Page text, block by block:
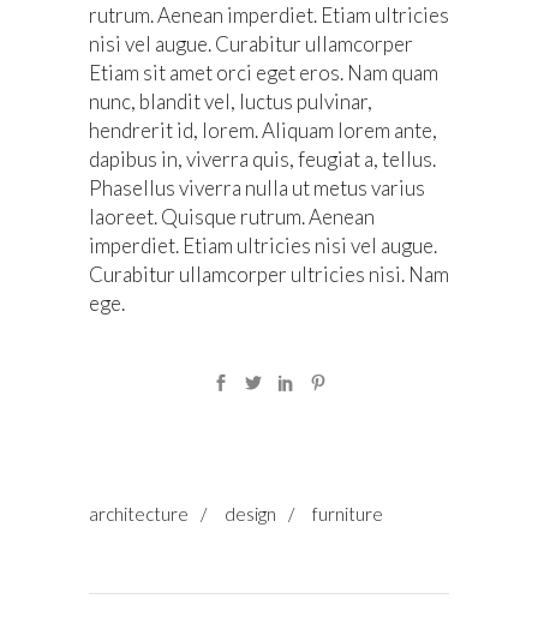
rutrum. Aenean imperdiet. Etiam ultricies
nisi vel augue. Curabitur ullamcorper
Etiam sit amet orci eget eros. Nam quam
nunc, blandit vel, luctus pulvinar,
hendrerit id, lorem. Aliquam lorem ante,
dapibus in, viverra quis, feugiat a, tellus.
Phasellus viverra nulla ut metus varius
laoreet. Quisque rutrum. Aenean
imperdiet. Etiam ultricies nisi vel augue.
Curabitur ullamcorper ultricies nisi. Nam
ege.
architecture / design / furniture